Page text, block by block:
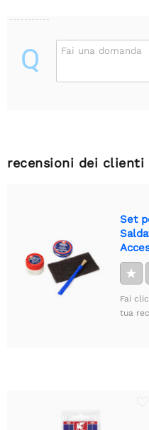
Q Fai una domanda
recensioni dei clienti
Set
★
Fai
tua